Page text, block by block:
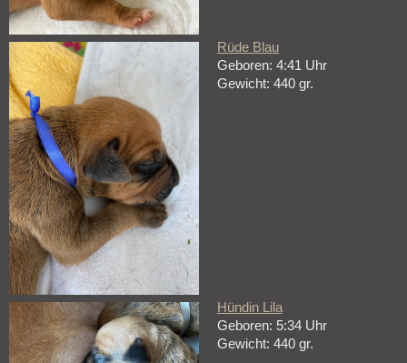
Rüde Blau
Geboren: 4:41 Uhr
Gewicht: 440 gr.
Hündin Lila
Geboren: 5:34 Uhr
Gewicht: 440 gr.